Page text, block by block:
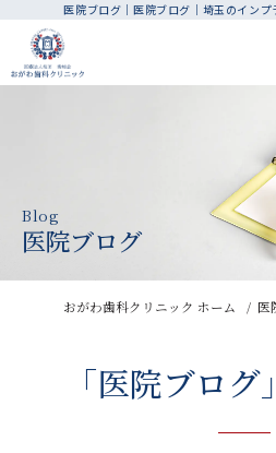
医院ブログ｜医院ブログ｜埼玉のイン
Blog
医院ブログ
おがわ歯科クリニック ホーム 医
「医院ブログ
CLINIC CONTENTS
院長・スタッフ紹介
料金表
アク
人材
お知
医院